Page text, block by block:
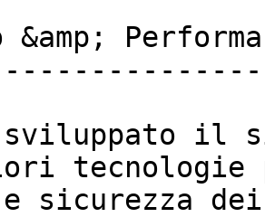
sviluppato il
tecnologie
sicurezza